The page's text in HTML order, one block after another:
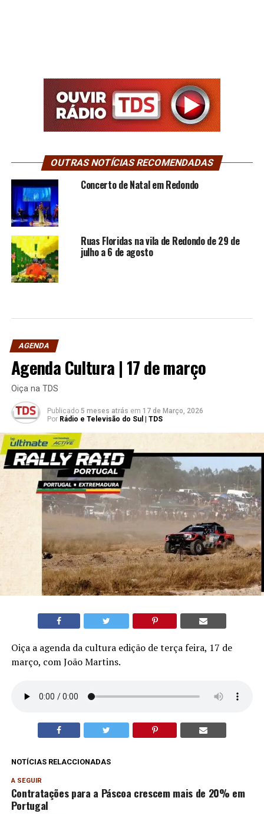
OUTRAS NOTÍCIAS RECOMENDADAS
Concerto de Natal em Redondo
Ruas Floridas na vila de Redondo de 29 de
julho a 6 de agosto
AGENDA
Agenda Cultura | 17 de março
Oiça na TDS
Publicado 5 meses atrás em 17 de Março, 2026
Por Rádio e Televisão do Sul | TDS
Oiça a agenda da cultura edição de terça feira, 17 de
março, com João Martins.
NOTÍCIAS RELACCIONADAS
A SEGUIR
Contratações para a Páscoa crescem mais de 20% em
Portugal